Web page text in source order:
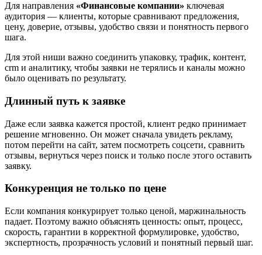
Для направления «Финансовые компании» ключевая
аудитория — клиенты, которые сравнивают предложения,
цену, доверие, отзывы, удобство связи и понятность первого
шага.
Для этой ниши важно соединить упаковку, трафик, контент,
crm и аналитику, чтобы заявки не терялись и каналы можно
было оценивать по результату.
Длинный путь к заявке
Даже если заявка кажется простой, клиент редко принимает
решение мгновенно. Он может сначала увидеть рекламу,
потом перейти на сайт, затем посмотреть соцсети, сравнить
отзывы, вернуться через поиск и только после этого оставить
заявку.
Конкуренция не только по цене
Если компания конкурирует только ценой, маржинальность
падает. Поэтому важно объяснять ценность: опыт, процесс,
скорость, гарантии в корректной формулировке, удобство,
экспертность, прозрачность условий и понятный первый шаг.